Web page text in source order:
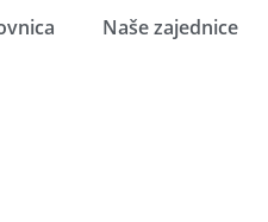
Naše zajednice